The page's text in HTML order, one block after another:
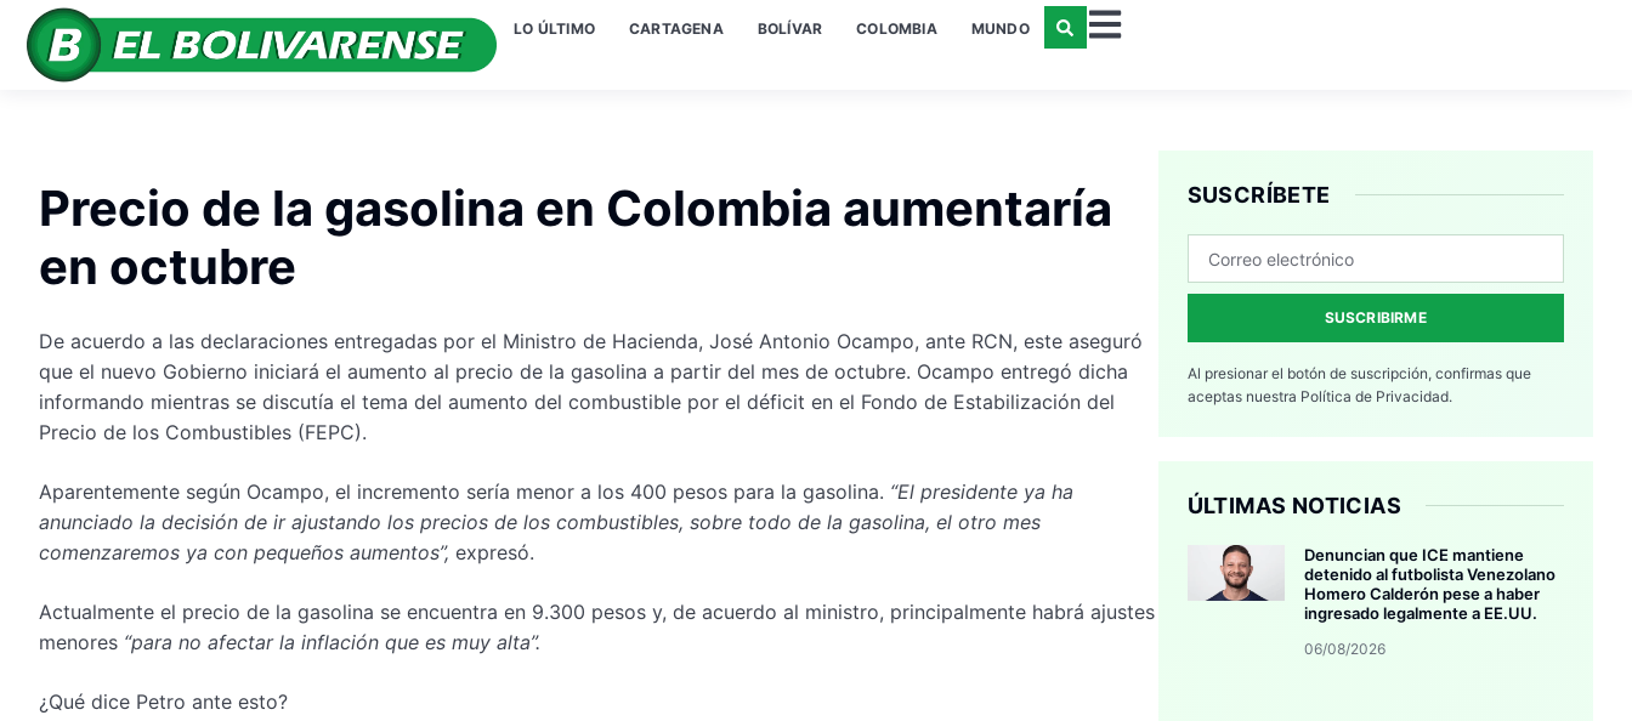
LO ÚLTIMO CARTAGENA BOLÍVAR COLOMBIA MUNDO
Precio de la gasolina en Colombia aumentaría
en octubre
De acuerdo a las declaraciones entregadas por el Ministro de Hacienda, José Antonio Ocampo, ante RCN, este aseguró
que el nuevo Gobierno iniciará el aumento al precio de la gasolina a partir del mes de octubre. Ocampo entregó dicha
informando mientras se discutía el tema del aumento del combustible por el déficit en el Fondo de Estabilización del
Precio de los Combustibles (FEPC).
Aparentemente según Ocampo, el incremento sería menor a los 400 pesos para la gasolina. “El presidente ya ha
anunciado la decisión de ir ajustando los precios de los combustibles, sobre todo de la gasolina, el otro mes
comenzaremos ya con pequeños aumentos”, expresó.
Actualmente el precio de la gasolina se encuentra en 9.300 pesos y, de acuerdo al ministro, principalmente habrá ajustes
menores “para no afectar la inflación que es muy alta”.
¿Qué dice Petro ante esto?
SUSCRÍBETE
SUSCRIBIRME
Al presionar el botón de suscripción, confirmas que
aceptas nuestra Política de Privacidad.
ÚLTIMAS NOTICIAS
Denuncian que ICE mantiene
detenido al futbolista Venezolano
Homero Calderón pese a haber
ingresado legalmente a EE.UU.
06/08/2026